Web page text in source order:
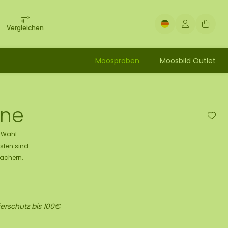
Vergleichen
Moosproben Moosbild Outlet
sind.
bis 100€